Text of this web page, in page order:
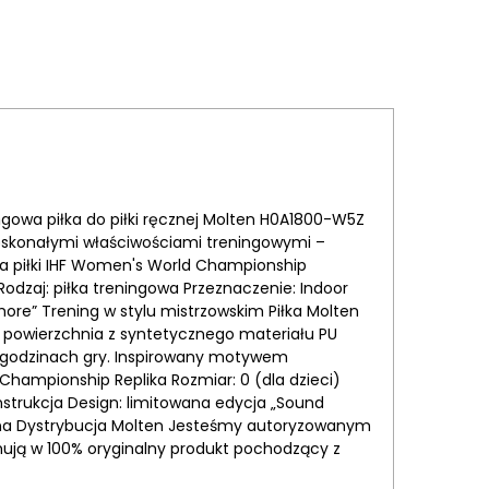
piłka do piłki ręcznej Molten H0A1800-W5Z
właściwościami treningowymi –
IHF Women's World Championship
piłka treningowa Przeznaczenie: Indoor
Trening w stylu mistrzowskim Piłka Molten
z syntetycznego materiału PU
gry. Inspirowany motywem
Replika Rozmiar: 0 (dla dzieci)
Design: limitowana edycja „Sound
Dystrybucja Molten Jesteśmy autoryzowanym
w 100% oryginalny produkt pochodzący z